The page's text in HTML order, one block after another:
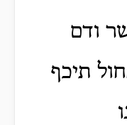
ודם
תיכף